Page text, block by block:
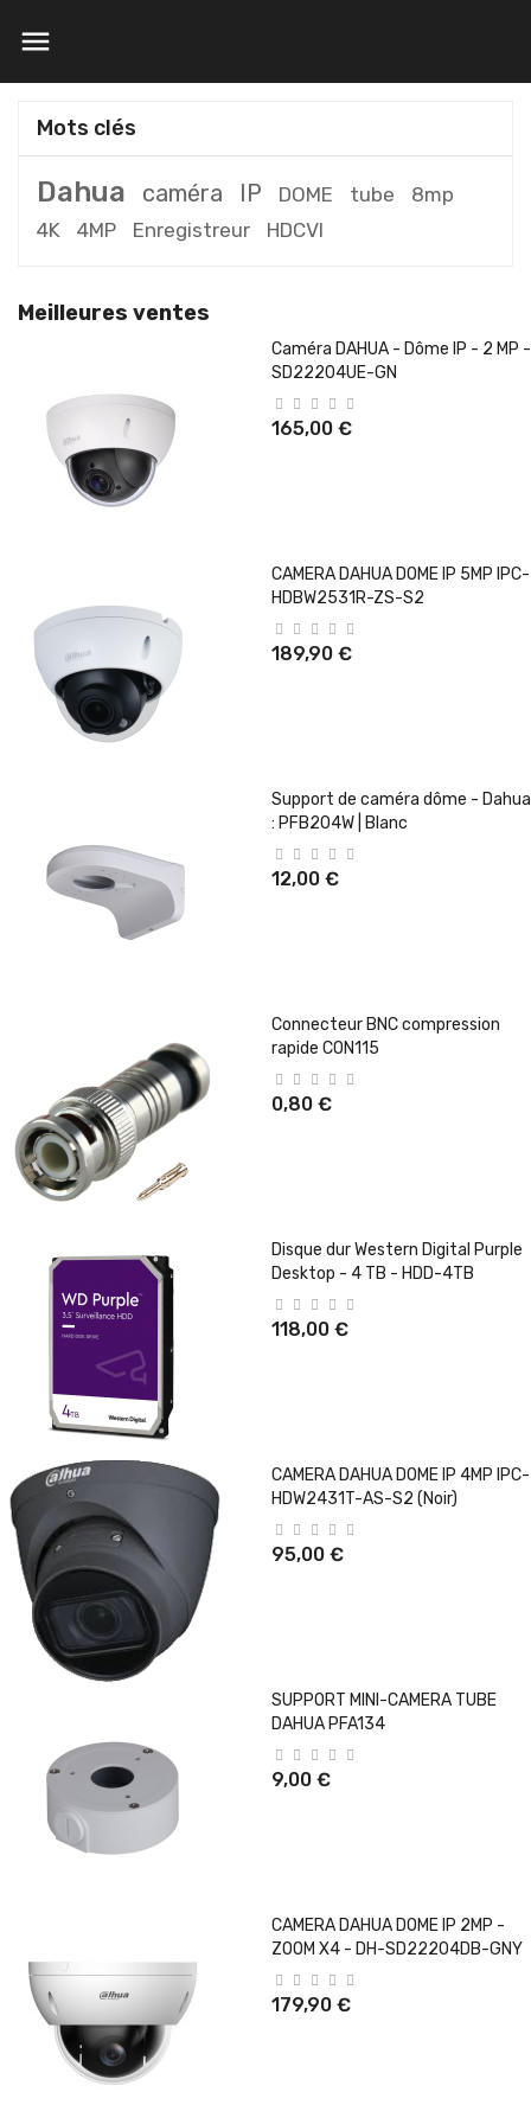

Mots clés
Dahua caméra IP DOME tube
8mp
4K
4MP Enregistreur HDCVI
Meilleures ventes
Caméra DAHUA - Dôme IP - 2 MP -
SD22204UE-GN
165,00 €
CAMERA DAHUA DOME IP 5MP IPC-
HDBW2531R-ZS-S2
189,90 €
Support de caméra dôme - Dahua
: PFB204W | Blanc
12,00 €
Connecteur BNC compression
rapide CON115
0,80 €
Disque dur Western Digital Purple
Desktop - 4 TB - HDD-4TB
118,00 €
CAMERA DAHUA DOME IP 4MP IPC-
HDW2431T-AS-S2 (Noir)
95,00 €
SUPPORT MINI-CAMERA TUBE
DAHUA PFA134
9,00 €
CAMERA DAHUA DOME IP 2MP -
ZOOM X4 - DH-SD22204DB-GNY
179,90 €